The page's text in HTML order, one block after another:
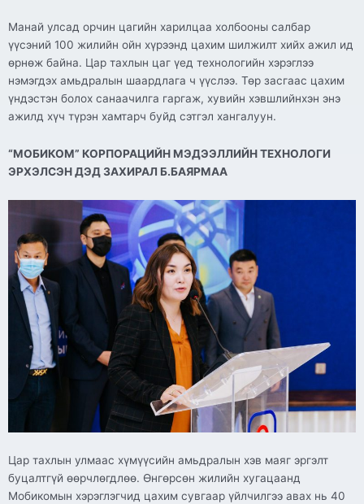
Манай улсад орчин цагийн харилцаа холбооны салбар
үүсэний 100 жилийн ойн хүрээнд цахим шилжилт хийх ажил ид
өрнөж байна. Цар тахлын цаг үед технологийн хэрэглээ
нэмэгдэх амьдралын шаардлага ч үүслээ. Төр засгаас цахим
үндэстэн болох санаачилга гаргаж, хувийн хэвшлийнхэн энэ
ажилд хүч түрэн хамтарч буйд сэтгэл хангалуун.
“МОБИКОМ” КОРПОРАЦИЙН МЭДЭЭЛЛИЙН ТЕХНОЛОГИ
ЭРХЭЛСЭН ДЭД ЗАХИРАЛ Б.БАЯРМАА
Цар тахлын улмаас хүмүүсийн амьдралын хэв маяг эргэлт
буцалтгүй өөрчлөгдлөө. Өнгөрсөн жилийн хугацаанд
Мобикомын хэрэглэгчид цахим сувгаар үйлчилгээ авах нь 40